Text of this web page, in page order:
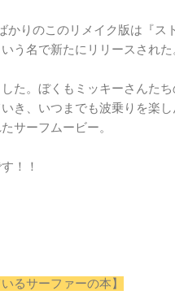
かりのこのリメイク版は『ス
う名で新たにリリースされた
た。ぼくもミッキーさんた
き、いつまでも波乗りを楽し
サーフムービー。
！！
るサーファーの本】